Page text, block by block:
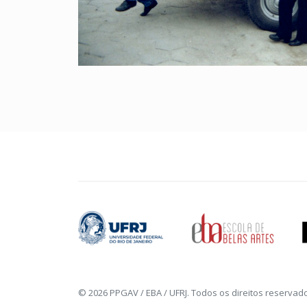
© 2026 PPGAV / EBA / UFRJ. Todos os direitos